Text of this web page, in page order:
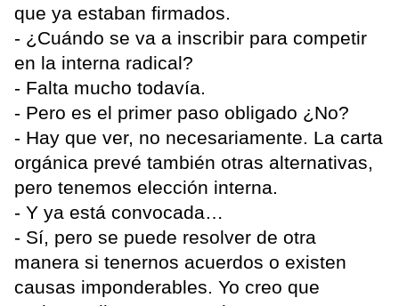
que ya estaban firmados.
- ¿Cuándo se va a inscribir para competir
en la interna radical?
- Falta mucho todavía.
- Pero es el primer paso obligado ¿No?
- Hay que ver, no necesariamente. La carta
orgánica prevé también otras alternativas,
pero tenemos elección interna.
- Y ya está convocada…
- Sí, pero se puede resolver de otra
manera si tenernos acuerdos o existen
causas imponderables. Yo creo que